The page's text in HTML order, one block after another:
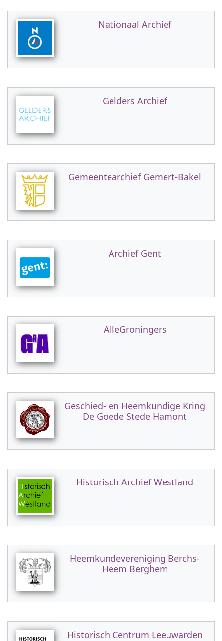
Nationaal Archief
Gelders Archief
Gemeentearchief Gemert-Bakel
Archief Gent
AlleGroningers
Geschied- en Heemkundige Kring
De Goede Stede Hamont
Historisch Archief Westland
Heemkundevereniging Berchs-
Heem Berghem
Historisch Centrum Leeuwarden